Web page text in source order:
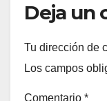
Deja un
Tu dirección de
Los campos
Comentario *